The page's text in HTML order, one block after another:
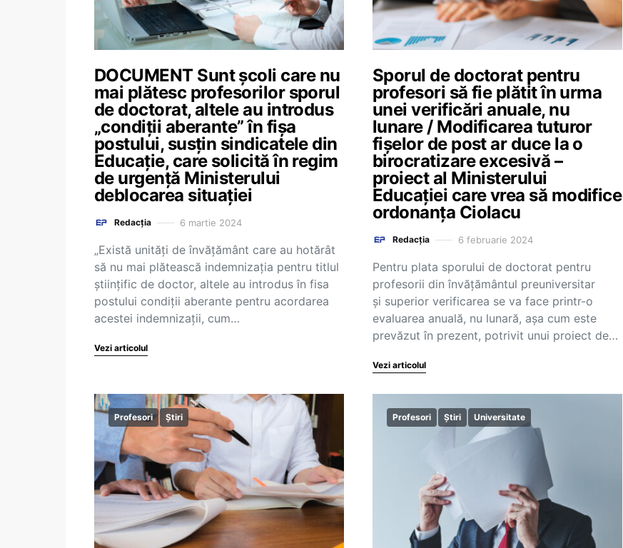
DOCUMENT Sunt școli care nu
mai plătesc profesorilor sporul
de doctorat, altele au introdus
„condiții aberante” în fișa
postului, susțin sindicatele din
Educație, care solicită în regim
de urgență Ministerului
deblocarea situației
Redacția 6 martie 2024
„Există unități de învăţământ care au hotărât
să nu mai plătească indemnizația pentru titlul
științific de doctor, altele au introdus în fisa
postului condiții aberante pentru acordarea
acestei indemnizații, cum…
Vezi articolul
Sporul de doctorat pentru
profesori să fie plătit în urma
unei verificări anuale, nu
lunare / Modificarea tuturor
fișelor de post ar duce la o
birocratizare excesivă –
proiect al Ministerului
Educației care vrea să modifice
ordonanța Ciolacu
Redacția 6 februarie 2024
Pentru plata sporului de doctorat pentru
profesorii din învățământul preuniversitar
și superior verificarea se va face printr-o
evaluarea anuală, nu lunară, așa cum este
prevăzut în prezent, potrivit unui proiect de…
Vezi articolul
Profesori Știri Profesori Știri Universitate